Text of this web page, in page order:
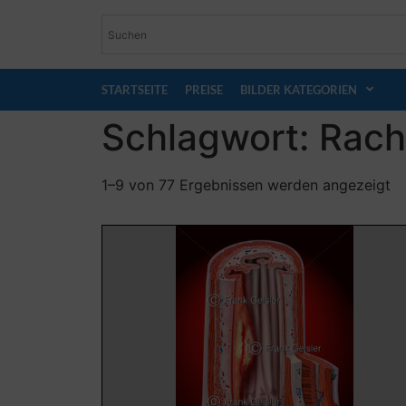
STARTSEITE PREISE BILDER KATEGORIEN
Schlagwort:
1–9 von 77 Ergebnissen werden angezeigt